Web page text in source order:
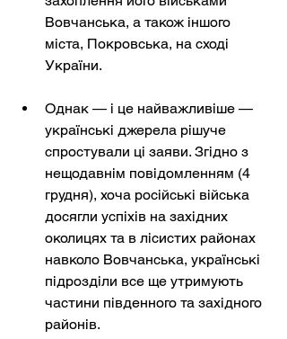
Вовчанська, а також іншого
міста, Покровська, на сході
України.
Однак — і це найважливіше —
українські джерела рішуче
спростували ці заяви. Згідно з
нещодавнім повідомленням (4
грудня), хоча російські війська
досягли успіхів на західних
околицях та в лісистих районах
навколо Вовчанська, українські
підрозділи все ще утримують
частини південного та західного
районів.